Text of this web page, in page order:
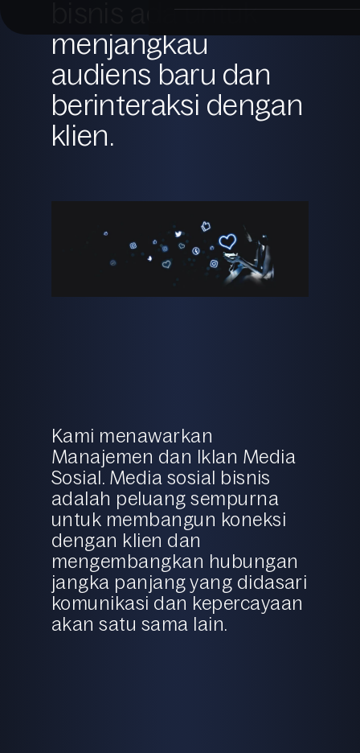
bisnis ada untuk
menjangkau
audiens baru dan
berinteraksi dengan
klien.
Kami menawarkan
Manajemen dan Iklan Media
Sosial. Media sosial bisnis
adalah peluang sempurna
untuk membangun koneksi
dengan klien dan
mengembangkan hubungan
jangka panjang yang didasari
komunikasi dan kepercayaan
akan satu sama lain.